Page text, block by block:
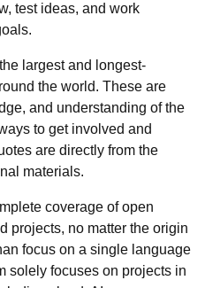
test ideas, and work
largest and longest-
the world. These are
and understanding of the
to get involved and
are directly from the
materials.
coverage of open
projects, no matter the origin
focus on a single language
solely focuses on projects in